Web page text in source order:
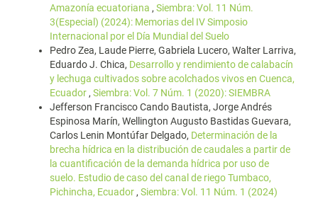
Amazonía ecuatoriana , Siembra: Vol. 11 Núm.
3(Especial) (2024): Memorias del IV Simposio
Internacional por el Día Mundial del Suelo
Pedro Zea, Laude Pierre, Gabriela Lucero, Walter Larriva,
Eduardo J. Chica, Desarrollo y rendimiento de calabacín
y lechuga cultivados sobre acolchados vivos en Cuenca,
Ecuador , Siembra: Vol. 7 Núm. 1 (2020): SIEMBRA
Jefferson Francisco Cando Bautista, Jorge Andrés
Espinosa Marín, Wellington Augusto Bastidas Guevara,
Carlos Lenin Montúfar Delgado, Determinación de la
brecha hídrica en la distribución de caudales a partir de
la cuantificación de la demanda hídrica por uso de
suelo. Estudio de caso del canal de riego Tumbaco,
Pichincha, Ecuador , Siembra: Vol. 11 Núm. 1 (2024)